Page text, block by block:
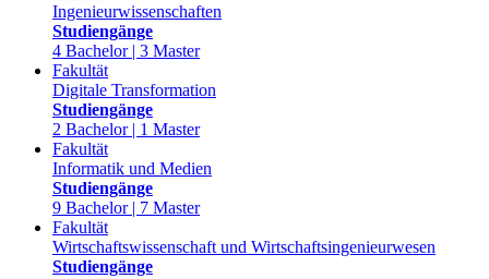
Ingenieurwissenschaften
Studiengänge
4 Bachelor | 3 Master
Fakultät
Digitale Transformation
Studiengänge
2 Bachelor | 1 Master
Fakultät
Informatik und Medien
Studiengänge
9 Bachelor | 7 Master
Fakultät
Wirtschaftswissenschaft und Wirtschaftsingenieurwesen
Studiengänge